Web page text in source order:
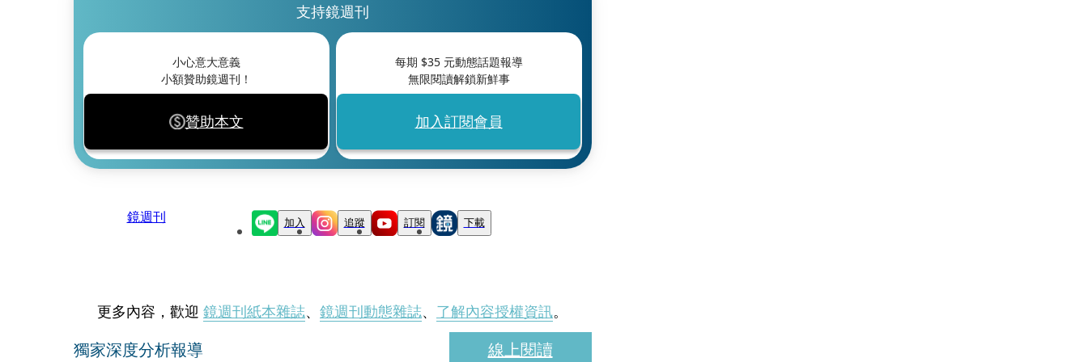
支持鏡週刊
小心意大意義
小額贊助鏡週刊！
贊助本文
每期 $35元動態話題報導
無限閱讀解鎖新鮮事
加入訂閱會員
鏡週刊 加入 追蹤 訂閱 下載
更多內容，歡迎 鏡週刊紙本雜誌、 鏡週刊動態雜誌、 了解內容授權資訊。
獨家深度分析報導 線上閱讀